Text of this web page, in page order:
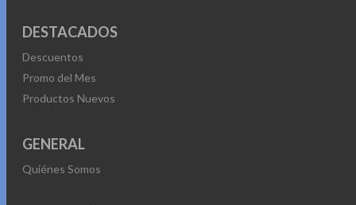
DESTACADOS
Descuentos
Promo del Mes
Productos Nuevos
GENERAL
Quiénes Somos